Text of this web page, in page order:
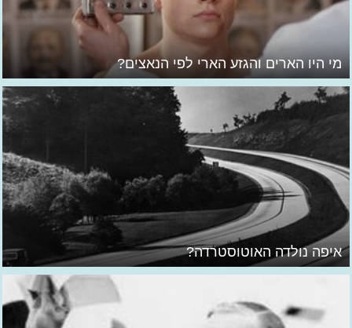
מי היו הארים והגזע הארי לפי הנאצים?
איפה נולדה האוטוסטרדה?